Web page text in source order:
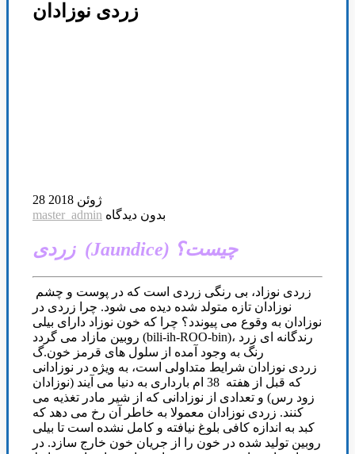
زردی نوزادان
28 ژوئن 2018
master_admin بدون دیدگاه
زردی (Jaundice) چیست؟
نوزادان تازه متولد شده دیده می شود. چرا زردی در
نوزادان به وقوع می پیوندد؟ چرا که خون نوزاد دارای بیلی
روبین مازاد می گردد (bili-ih-ROO-bin)، رندگانه ای زرد
رنگ به وجود آمده از سلول های قرمز خون.گ
زردی نوزادان شرایط متداولی است، به ویژه در نوزادانی
که قبل از هفته 38 ام بارداری به دنیا می آیند (نوزادان
زود رس) و تعدادی از نوزادانی که از شیر مادر تغذیه می
کنند. زردی نوزادان معمولا به خاطر آن رخ می دهد که
کبد به اندازه کافی بلوغ نیافته و کامل نشده است تا بیلی
روبین تولید شده در خون را از جریان خون خارج سازد. در